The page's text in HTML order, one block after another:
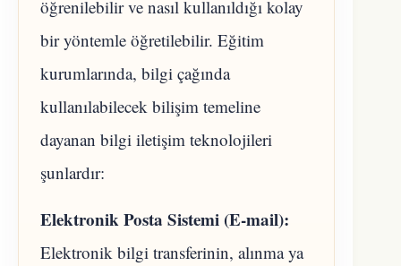
öğrenilebilir ve nasıl kullanıldığı kolay
bir yöntemle öğretilebilir. Eğitim
kurumlarında, bilgi çağında
kullanılabilecek bilişim temeline
dayanan bilgi iletişim teknolojileri
şunlardır:
Elektronik Posta Sistemi (E-mail):
Elektronik bilgi transferinin, alınma ya